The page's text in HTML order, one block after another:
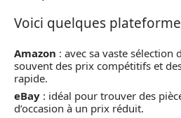
Voici quelques
Amazon : avec sa vaste sélection
souvent des prix compétitifs et
rapide.
eBay : idéal pour trouver des
d’occasion à un prix réduit.